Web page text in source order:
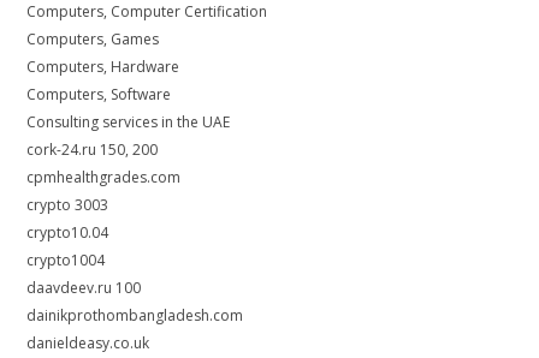
Computers, Computer Certification
Computers, Games
Computers, Hardware
Computers, Software
Consulting services in the UAE
cork-24.ru 150, 200
cpmhealthgrades.com
crypto 3003
crypto10.04
crypto1004
daavdeev.ru 100
dainikprothombangladesh.com
danieldeasy.co.uk